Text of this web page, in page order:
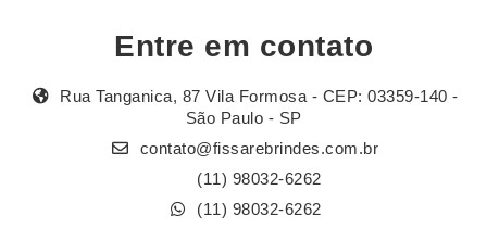
Entre em contato
Rua Tanganica, 87 Vila Formosa - CEP: 03359-140 -
São Paulo - SP
contato@fissarebrindes.com.br
(11) 98032-6262
(11) 98032-6262